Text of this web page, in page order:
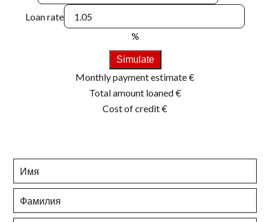
Loan rate
%
Simulate
Monthly payment estimate€
Total amount loaned€
Cost of credit€